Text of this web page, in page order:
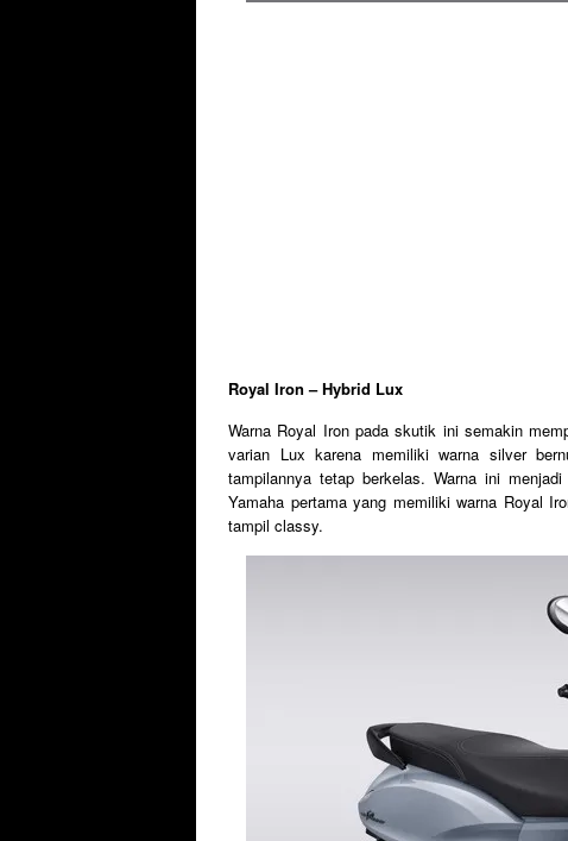
Royal Iron – Hybrid Lux
Warna Royal Iron pada skutik ini semakin
varian Lux karena memiliki warna silver
tampilannya tetap berkelas. Warna ini
Yamaha pertama yang memiliki warna Royal
tampil classy.